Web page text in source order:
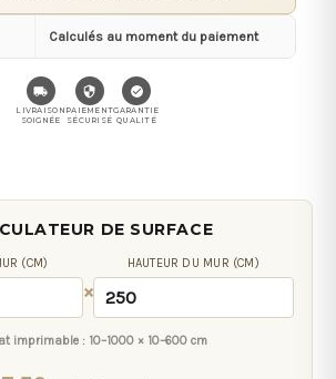
Calculés au moment du paiement
LIVRAISON
SOIGNÉE
PAIEMENT
SÉCURISÉ
GARANTIE
QUALITÉ
DE SURFACE
(CM)
×
HAUTEUR DU MUR (CM)
imprimable : 10–1000 × 10–600 cm